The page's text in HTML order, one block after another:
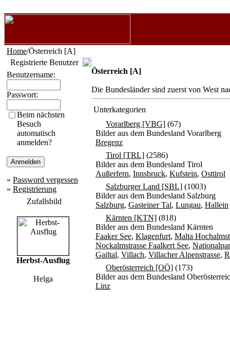
Home/Österreich [A]
Registrierte Benutzer
Benutzername:
Passwort:
Beim nächsten
Besuch
automatisch
anmelden?
» Password vergessen
» Registrierung
Zufallsbild
Herbst-Ausflug
Helga
Österreich [A]
Die Bundesländer sind zuerst von West
Unterkategorien
Vorarlberg [VBG] (67)
Bilder aus dem Bundesland Vorarlberg
Bregenz
Tirol [TRL] (2586)
Bilder aus dem Bundesland Tirol
Außerfern, Innsbruck, Kufstein, Osttirol
Salzburger Land [SBL] (1003)
Bilder aus dem Bundesland Salzburg
Salzburg, Gasteiner Tal, Lungau, Hallein
Kärnten [KTN] (818)
Bilder aus dem Bundesland Kärnten
Faaker See, Klagenfurt, Malta
Nockalmstrasse Faalkert See,
Gailtal, Villach, Villacher Alpenstrasse,
Oberösterreich [OÖ] (173)
Bilder aus dem Bundesland
Linz